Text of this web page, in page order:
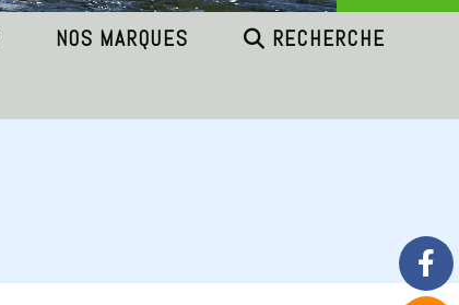
NOS MARQUES
RECHERCHE